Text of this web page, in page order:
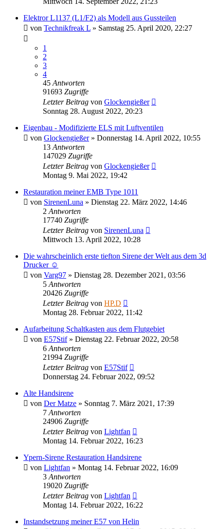
Elektror L1137 (L1/F2) als Modell aus Gussteilen
von Technikfreak L » Samstag 25. April 2020, 22:27
1
2
3
4
45 Antworten
91693 Zugriffe
Letzter Beitrag von Glockengießer
Sonntag 28. August 2022, 20:23
Eigenbau - Modifizierte ELS mit Luftventilen
von Glockengießer» Donnerstag 14. April 2022, 10:55
13 Antworten
147029 Zugriffe
Letzter Beitrag von Glockengießer
Montag 9. Mai 2022, 19:42
Restauration meiner EMB Type 1011
von SirenenLuna » Dienstag 22. März 2022, 14:46
2 Antworten
17740 Zugriffe
Letzter Beitrag von SirenenLuna
Mittwoch 13. April 2022, 10:28
Die wahrscheinlich erste tiefton Sirene der Welt aus dem 3d
Drucker ☺️
von Varg97 » Dienstag 28. Dezember 2021, 03:56
5 Antworten
20426 Zugriffe
Letzter Beitrag von HP.D
Montag 28. Februar 2022, 11:42
Aufarbeitung Schaltkasten aus dem Flutgebiet
von E57Stif» Dienstag 22. Februar 2022, 20:58
6 Antworten
21994 Zugriffe
Letzter Beitrag von E57Stif
Donnerstag 24. Februar 2022, 09:52
Alte Handsirene
von Der Matze » Sonntag 7. März 2021, 17:39
7 Antworten
24906 Zugriffe
Letzter Beitrag von Lightfan
Montag 14. Februar 2022, 16:23
Ypern-Sirene Restauration Handsirene
von Lightfan » Montag 14. Februar 2022, 16:09
3 Antworten
19020 Zugriffe
Letzter Beitrag von Lightfan
Montag 14. Februar 2022, 16:22
Instandsetzung meiner E57 von Helin